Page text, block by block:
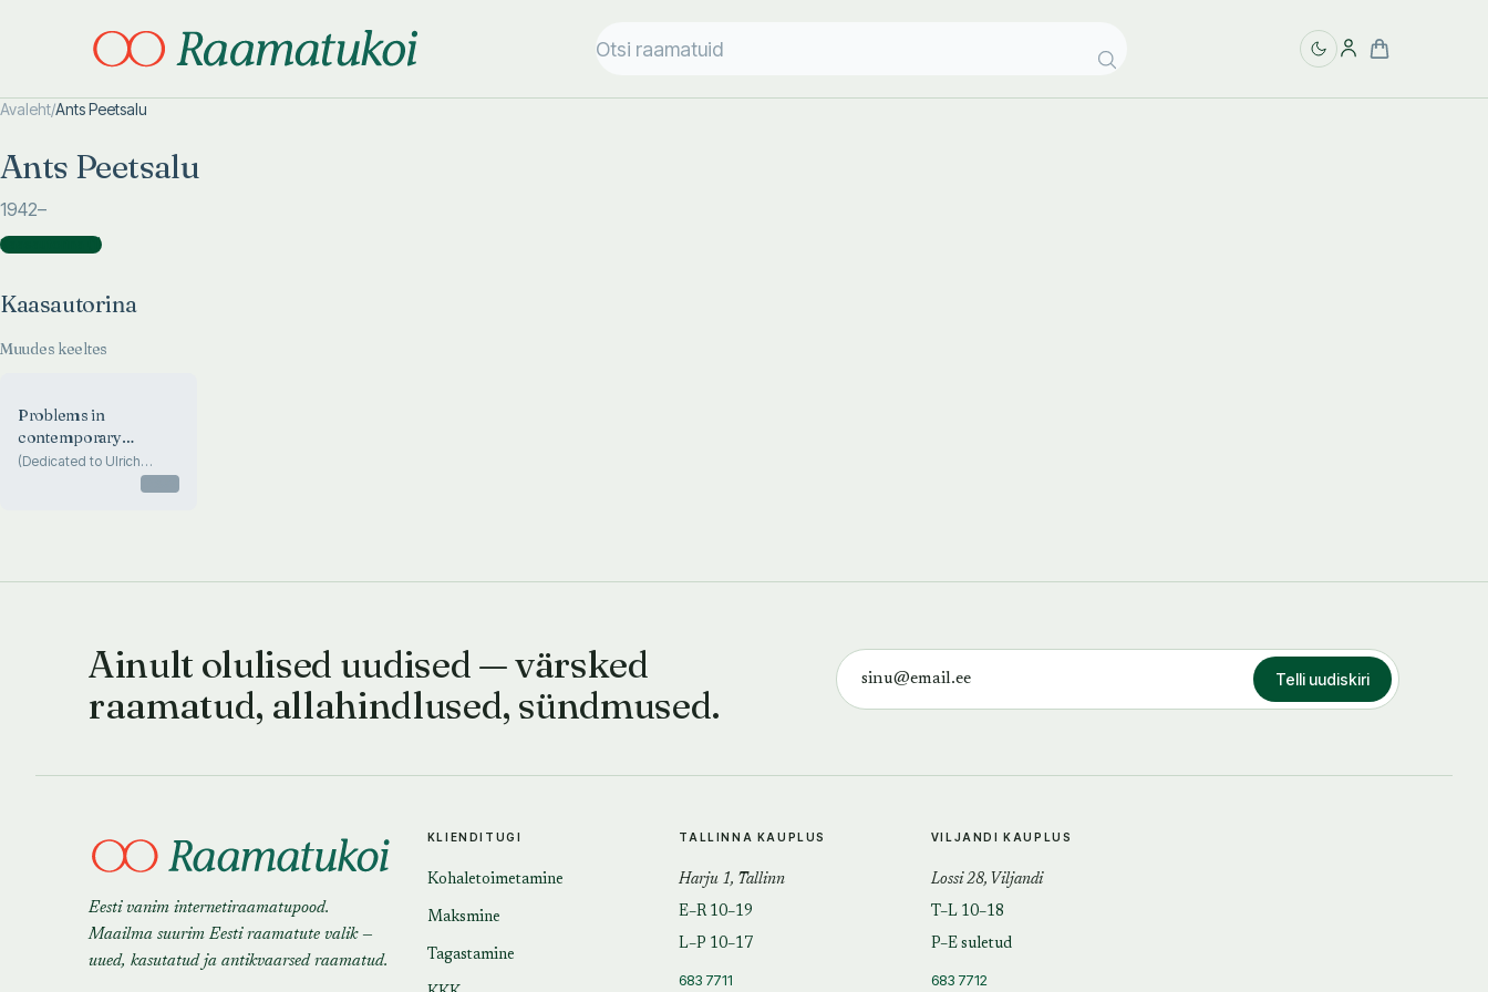
Avaleht/Ants Peetsalu
Ants Peetsalu
1942–
Kaasautorina )
Kaasautorina
Muudes keeltes
Problems in
contemporary
surgery
(Dedicated to Ulrich
Ainult olulised uudised — värsked
raamatud, allahindlused, sündmused.
Telli uudiskiri
Eesti vanim internetiraamatupood.
Maailma suurim Eesti raamatute valik —
uued, kasutatud ja antikvaarsed raamatud.
KLIENDITUGI
Kohaletoimetamine
Maksmine
Tagastamine
TALLINNA KAUPLUS
Harju 1, Tallinn
E–R 10–19
L–P 10–17
683 7711
VILJANDI KAUPLUS
Lossi 28, Viljandi
T–L 10–18
P–E suletud
683 7712